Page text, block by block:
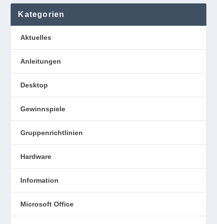
Kategorien
Aktuelles
Anleitungen
Desktop
Gewinnspiele
Gruppenrichtlinien
Hardware
Information
Microsoft Office